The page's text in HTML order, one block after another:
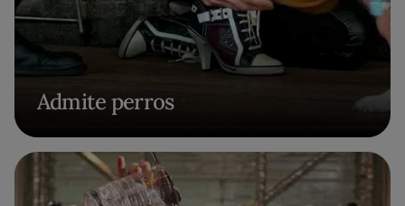
Admite perros